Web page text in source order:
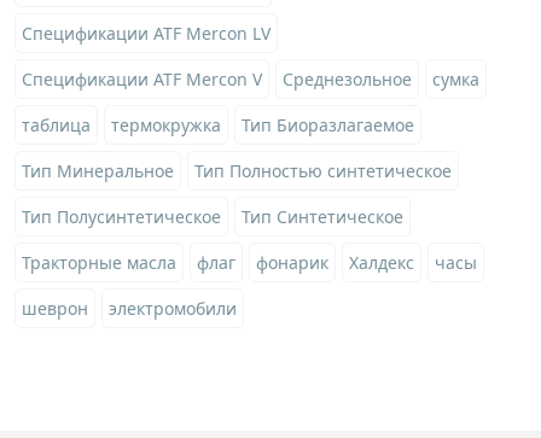
Спецификации ATF Mercon LV
Спецификации ATF Mercon V
Среднезольное
сумка
таблица
термокружка
Тип Биоразлагаемое
Тип Минеральное
Тип Полностью синтетическое
Тип Полусинтетическое
Тип Синтетическое
Тракторные масла
флаг фонарик Халдекс
часы
шеврон
электромобили